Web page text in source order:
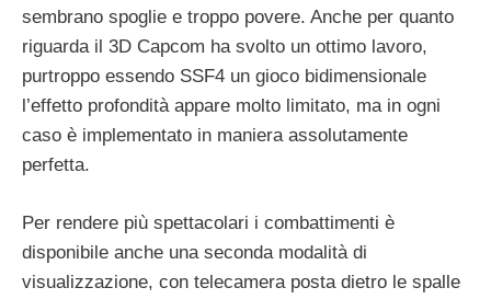
sembrano spoglie e troppo povere. Anche per quanto
riguarda il 3D Capcom ha svolto un ottimo lavoro,
purtroppo essendo SSF4 un gioco bidimensionale
l’effetto profondità appare molto limitato, ma in ogni
caso è implementato in maniera assolutamente
perfetta.
Per rendere più spettacolari i combattimenti è
disponibile anche una seconda modalità di
visualizzazione, con telecamera posta dietro le spalle